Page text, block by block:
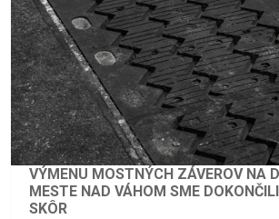
VÝMENU MOSTNÝCH ZÁVEROV NA
MESTE NAD VÁHOM SME
SKÔR